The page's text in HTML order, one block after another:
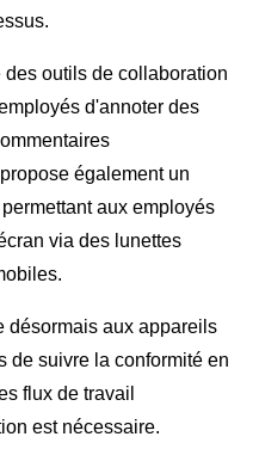
outils de collaboration
d'annoter des
également un
aux employés
via des lunettes
désormais aux appareils
de suivre la conformité en
flux de travail
est nécessaire.